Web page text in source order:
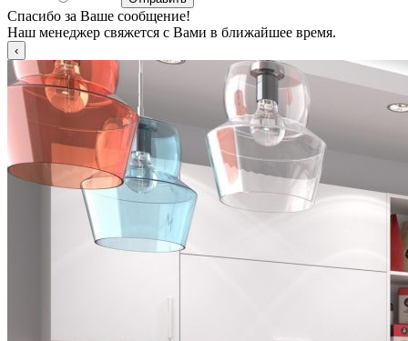
Спасибо за Ваше сообщение!
Наш менеджер свяжется с Вами в ближайшее время.